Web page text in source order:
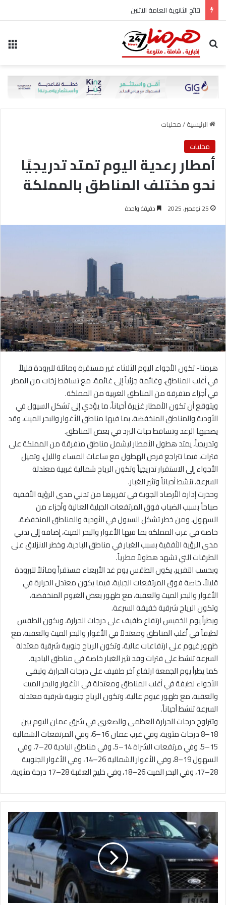
نتائج الثانوية العامة الاثنين
بحث عن
الرئيسية/محليات
محليات
أمطار رعدية اليوم تمتد تدريجيًا
نحو مختلف المناطق بالمملكة
25 نوفمبر، 2025 دقيقة واحدة
هرمنا- تكون الأجواء اليوم الثلاثاء غير مستقرة ومائلة للبرودة قليلاً
في أغلب المناطق، وغائمة جزئياً إلى غائمة، مع تساقط زخات من المطر
في أجزاء متفرقة من المناطق الغربية من المملكة.
ويتوقع أن تكون الأمطار غزيرة أحياناً، ما يؤدي إلى تشكل السيول في
الأودية والمناطق المنخفضة، بما فيها مناطق الأغوار والبحر الميت، وقد
يصحبها الرعد وتساقط حبات البرد في بعض المناطق.
وتدريجياً، يمتد هطول الأمطار ليشمل مناطق متفرقة من المملكة على
فترات، فيما تتراجع فرص الهطول مع ساعات المساء والليل، وتميل
الأجواء إلى الاستقرار تدريجياً وتكون الرياح شمالية غربية معتدلة
السرعة، تنشط أحياناً وتثير الغبار.
وحذرت إدارة الأرصاد الجوية في تقريرها من تدني مدى الرؤية الأفقية
صباحاً بسبب الضباب فوق المرتفعات الجبلية العالية وأجزاء من
السهول، ومن خطر تشكل السيول في الأودية والمناطق المنخفضة،
خاصة في غرب المملكة بما فيها الأغوار والبحر الميت، إضافة إلى تدني
مدى الرؤية الأفقية بسبب الغبار في مناطق البادية، وخطر الانزلاق على
الطرقات التي تشهد هطولاً مطرياً.
وبحسب التقرير، يكون الطقس يوم غد الأربعاء مستقراً ومائلاً للبرودة
قليلاً، خاصة فوق المرتفعات الجبلية، فيما يكون معتدل الحرارة في
الأغوار والبحر الميت والعقبة، مع ظهور بعض الغيوم المنخفضة،
وتكون الرياح شرقية خفيفة السرعة.
ويطرأ يوم الخميس ارتفاع طفيف على درجات الحرارة، ويكون الطقس
لطيفاً في أغلب المناطق ومعتدلاً في الأغوار والبحر الميت والعقبة، مع
ظهور غيوم على ارتفاعات عالية، وتكون الرياح جنوبية شرقية معتدلة
السرعة تنشط على فترات وقد تثير الغبار خاصة في مناطق البادية.
كما يطرأ يوم الجمعة ارتفاع آخر طفيف على درجات الحرارة، وتبقى
الأجواء لطيفة في أغلب المناطق ومعتدلة في الأغوار والبحر الميت
والعقبة، مع ظهور غيوم عالية، وتكون الرياح جنوبية شرقية معتدلة
السرعة تنشط أحياناً.
وتتراوح درجات الحرارة العظمى والصغرى في شرق عمان اليوم بين
18–8 درجات مئوية، وفي غرب عمان 16–6، وفي المرتفعات الشمالية
15–5، وفي مرتفعات الشراة 14–5، وفي مناطق البادية 20–7، وفي
السهول 19–8، وفي الأغوار الشمالية 26–14، وفي الأغوار الجنوبية
28–17، وفي البحر الميت 26–18، وفي خليج العقبة 28–17 درجة مئوية.
و
ق
ف
ا
ل
ن
ش